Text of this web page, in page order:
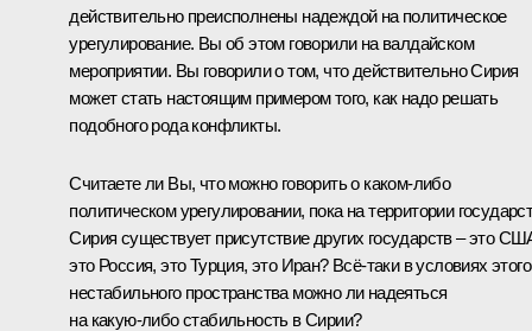
действительно преисполнены надеждой на политическое
урегулирование. Вы об этом говорили на валдайском
мероприятии. Вы говорили о том, что действительно Сирия
может стать настоящим примером того, как надо решать
подобного рода конфликты.
Считаете ли Вы, что можно говорить о каком‑либо
политическом урегулировании, пока на территории
Сирия существует присутствие других государств – это
это Россия, это Турция, это Иран? Всё‑таки в условиях этого
нестабильного пространства можно ли надеяться
на какую‑либо стабильность в Сирии?